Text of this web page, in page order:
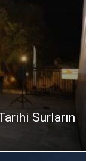
Surların